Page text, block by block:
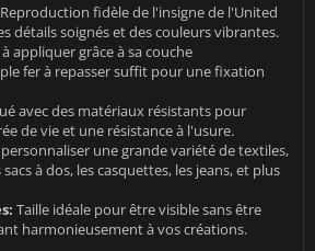
Reproduction fidèle de l'insigne de l'United
détails soignés et des couleurs vibrantes.
à appliquer grâce à sa couche
fer à repasser suffit pour une fixation
avec des matériaux résistants pour
de vie et une résistance à l'usure.
une grande variété de textiles,
à dos, les casquettes, les jeans, et plus
Taille idéale pour être visible sans être
harmonieusement à vos créations.